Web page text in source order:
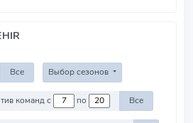
Все Выбор сезонов
Против команд с по Все